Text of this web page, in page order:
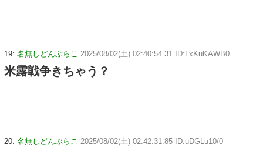
19: 名無しどんぶらこ 2025/08/02(土) 02:40:54.31 ID:LxKuKAWB0
米露戦争きちゃう？
20: 名無しどんぶらこ 2025/08/02(土) 02:42:31.85 ID:uDGLu10/0